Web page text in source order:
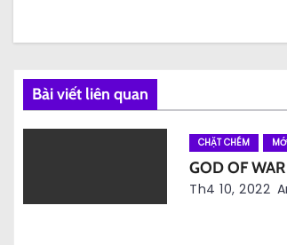
ớ
n
g
Bài viết liên quan
CHẶT CHÉM
GOD OF WAR
Th4 10, 2022